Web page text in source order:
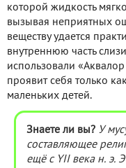
которой жидкость
вызывая неприятных
веществу удается
внутреннюю часть
использовали
проявит себя только
маленьких детей.
Знаете ли вы? У
составляющее
ещё с YII века н. э.